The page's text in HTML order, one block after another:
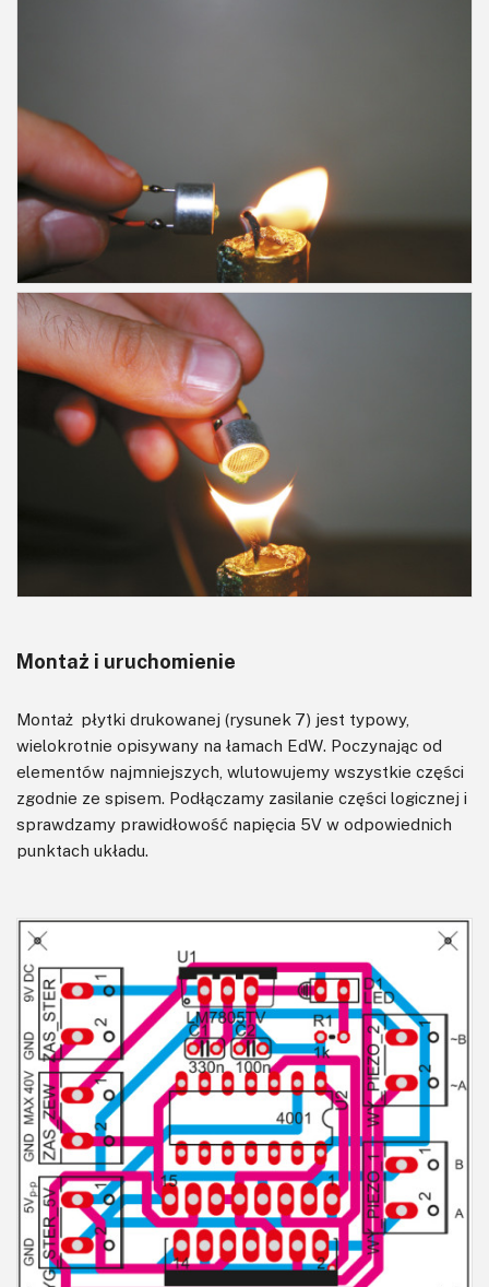
Montaż i uruchomienie
Montaż płytki drukowanej (rysunek 7) jest typowy,
wielokrotnie opisywany na łamach EdW. Poczynając od
elementów najmniejszych, wlutowujemy wszystkie części
zgodnie ze spisem. Podłączamy zasilanie części logicznej i
sprawdzamy prawidłowość napięcia 5V w odpowiednich
punktach układu.